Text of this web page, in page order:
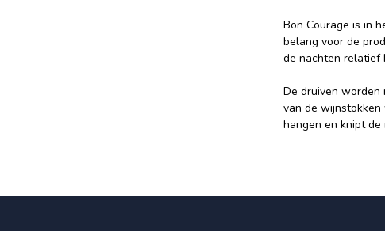
Bon Courage is in
belang voor de
de nachten relatief
De druiven worden
van de wijnstokken
hangen en knipt